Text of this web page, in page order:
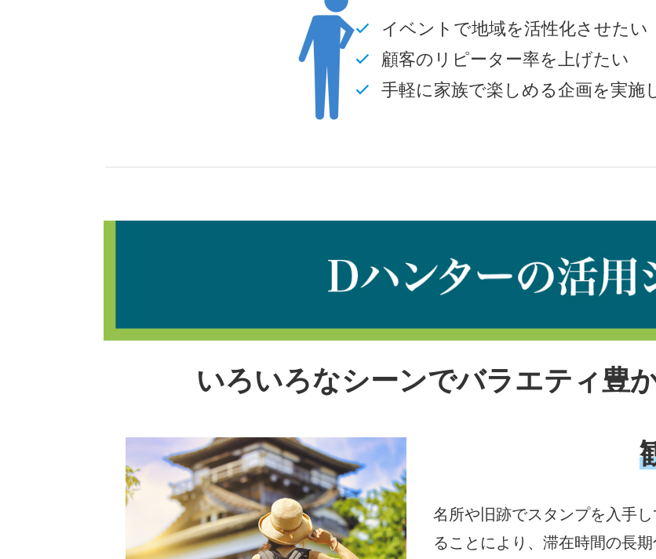
イベントで地域を活性化させたい
顧客のリピーター率を上げたい
手軽に家族で楽しめる企画を実施
いろいろなシーンでバラエティ豊
名所や旧跡でスタンプを入手
ることにより、滞在時間の長